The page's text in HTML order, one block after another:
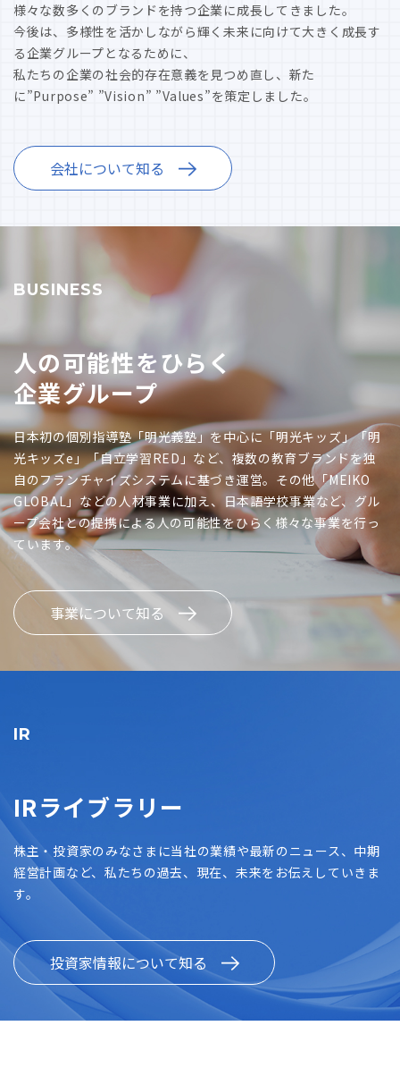
様々な数多くのブランドを持つ企業に成長してきました。
今後は、多様性を活かしながら輝く未来に向けて大きく成長す
る企業グループとなるために、
私たちの企業の社会的存在意義を見つめ直し、新た
に”Purpose” ”Vision” ”Values”を策定しました。
会社について知る
BUSINESS
人の可能性をひらく
企業グループ
日本初の個別指導塾「明光義塾」を中心に「明光キッズ」「明
光キッズe」「自立学習RED」など、複数の教育ブランドを独
自のフランチャイズシステムに基づき運営。その他「MEIKO
GLOBAL」などの人材事業に加え、日本語学校事業など、グル
ープ会社との提携による人の可能性をひらく様々な事業を行っ
ています。
事業について知る
IR
IRライブラリー
株主・投資家のみなさまに当社の業績や最新のニュース、中期
経営計画など、私たちの過去、現在、未来をお伝えしていきま
す。
投資家情報について知る